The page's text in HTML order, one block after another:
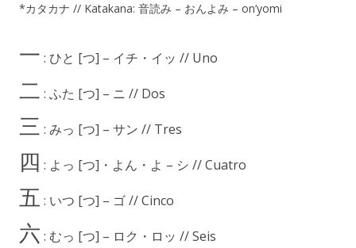
*カタカナ // Katakana: 音読み – おんよみ – on’yomi
一 : ひと [つ] – イチ・イッ // Uno
二 : ふた [つ] – ニ // Dos
三 : みっ [つ] – サン // Tres
四 : よっ [つ]・よん・よ – シ // Cuatro
五 : いつ [つ] – ゴ // Cinco
六 : むっ [つ] – ロク・ロッ // Seis